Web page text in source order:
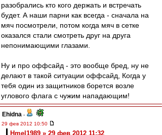
разобрались кто кого держать и встречать
будет. А наши парни как всегда - сначала на
мяч посмотрели, потом когда мяч в сетке
оказался стали смотреть друг на друга
непонимающими глазами.
Ну и про оффсайд - это вообще бред, ну не
делают в такой ситуации оффсайд, Когда у
тебя один из защитников борется возле
углового флага с чужим нападающим!
Ehidna -
29 фев 2012 10:50
Hmel1989 » 29 фев 2012 11:32